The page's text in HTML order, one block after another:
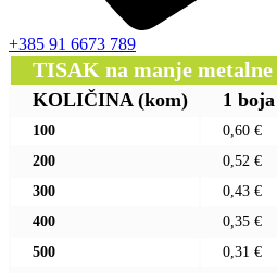
+385 91 6673 789
TISAK na manje
KOLIČINA (kom) 1 boja
100 0,60 €
200
0,52 €
300
0,43 €
400
0,35 €
500
0,31 €